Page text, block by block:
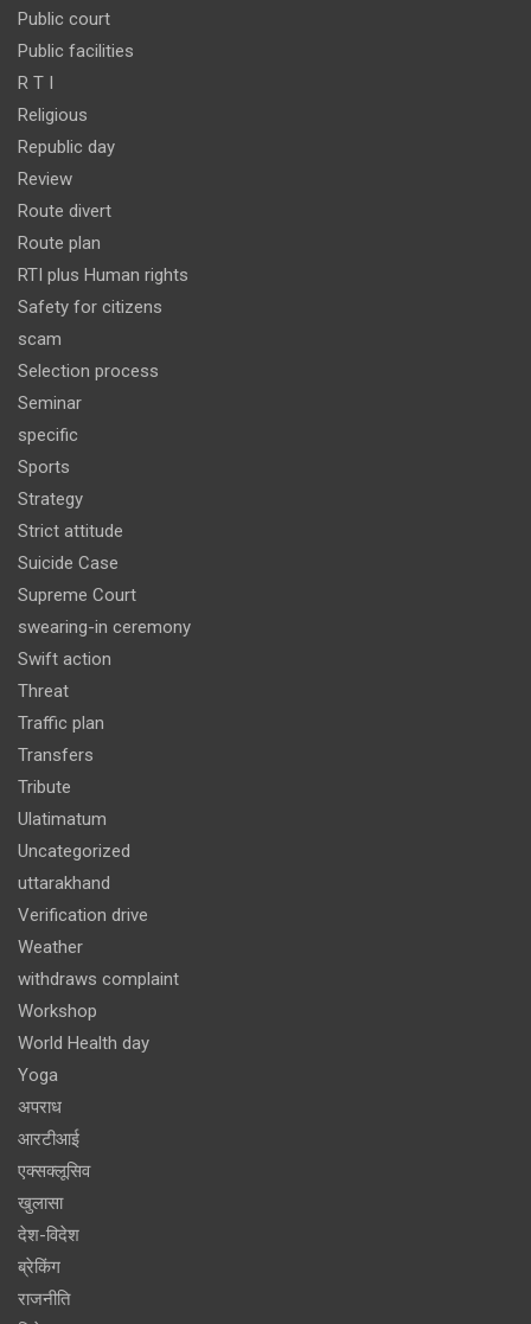
Public court
Public facilities
R T I
Religious
Republic day
Review
Route divert
Route plan
RTI plus Human rights
Safety for citizens
scam
Selection process
Seminar
specific
Sports
Strategy
Strict attitude
Suicide Case
Supreme Court
swearing-in ceremony
Swift action
Threat
Traffic plan
Transfers
Tribute
Ulatimatum
Uncategorized
uttarakhand
Verification drive
Weather
withdraws complaint
Workshop
World Health day
Yoga
अपराध
आरटीआई
एक्सक्लूसिव
खुलासा
देश-विदेश
ब्रेकिंग
राजनीति